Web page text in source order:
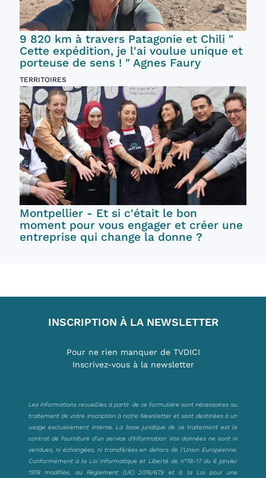
9 820 km à travers Patagonie et Chili "
Cette expédition, je l'ai voulue unique et
porteuse de sens ! " Agnes Faury
TERRITOIRES
Montpellier - Et si c'était le bon
moment pour vous engager et créer une
entreprise qui change la donne ?
INSCRIPTION À LA NEWSLETTER
Pour ne rien manquer de TVDICI
Inscrivez-vous à la newsletter
Les informations recueillies à partir de ce formulaire sont nécessaires au
traitement de votre inscription à notre Newsletter et sont destinées à un
usage exclusivement interne. La base juridique de ce traitement est le
contrat de fourniture d’un service d’information. Vos données ne sont ni
vendues, ni échangées, ni transférées en dehors de l’Union Européenne.
Conformément à la Loi Informatique et Liberté de n°78-17 du 6 janvier
1978 modifiée, au Règlement (UE) 2016/679 et à la Loi pour une